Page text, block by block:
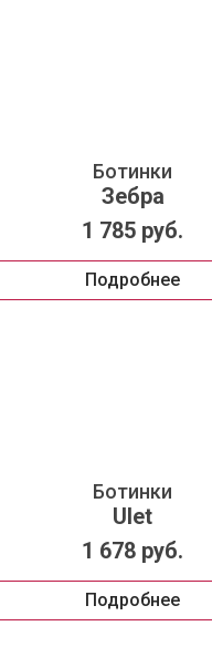
Ботинки
Зебра
1 785 руб.
Подробнее
Ботинки
Ulet
1 678 руб.
Подробнее